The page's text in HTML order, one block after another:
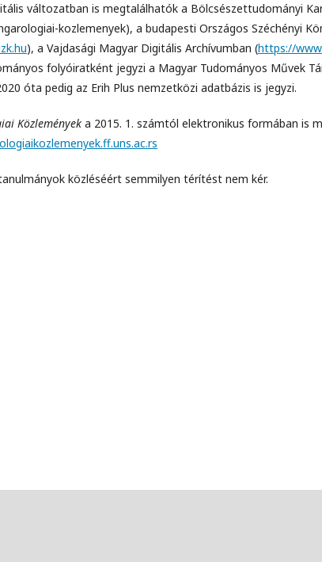
változatban is megtalálhatók a Bölcsészettudományi
kozlemenyek), a budapesti Országos Széchényi
), a Vajdasági Magyar Digitális Archívumban (https://
folyóiratként jegyzi a Magyar Tudományos Művek
óta pedig az Erih Plus nemzetközi adatbázis is jegyzi.
Közlemények a 2015. 1. számtól elektronikus formában is
közléséért semmilyen térítést nem kér.